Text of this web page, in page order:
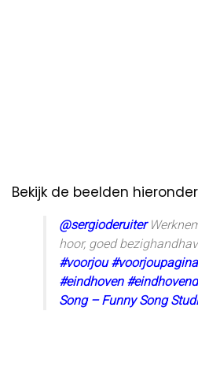
Bekijk de beelden
@sergioderuiter
hoor, goed
#voorjou #voorjoupagina
#eindhoven
Song – Funny Song